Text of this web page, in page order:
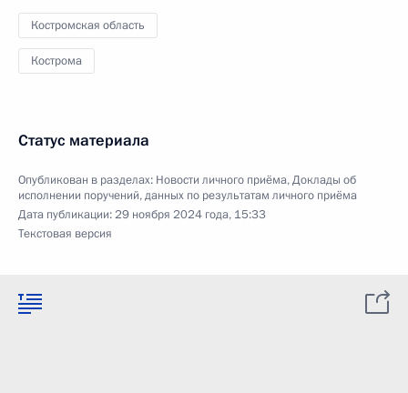
Костромская область
Кострома
Статус материала
Опубликован в разделах: Новости личного приёма,Доклады об
исполнении поручений, данных по результатам личного приёма
Дата публикации:29 ноября 2024 года, 15:33
Текстовая версия